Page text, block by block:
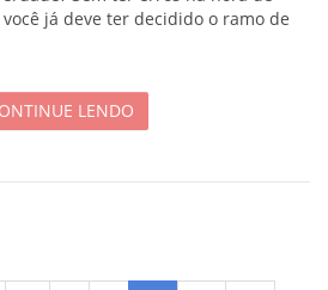
já deve ter decidido o ramo de
LENDO